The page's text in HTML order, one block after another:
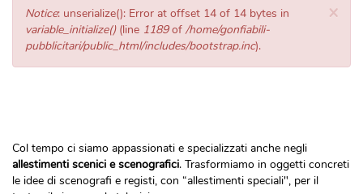
×
Messaggio
di
errore
Notice: unserialize(): Error at offset 14 of 14 bytes in
variable_initialize()(line 1189of/home/gonfiabili-
pubblicitari/public_html/includes/bootstrap.inc).
Col tempo ci siamo appassionati e specializzati anche negli
allestimenti scenici e scenografici. Trasformiamo in oggetti concreti
le idee di scenografi e registi, con “allestimenti speciali", per il